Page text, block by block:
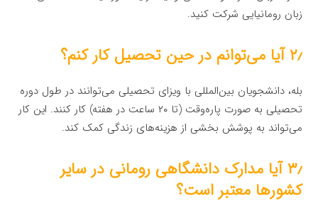
زبان رومانیایی شرکت کنید.
۲٫ آیا می‌توانم در حین تحصیل کار کنم؟
بله، دانشجویان بین‌المللی با ویزای تحصیلی می‌توانند در طول دوره
تحصیلی به صورت پاره‌وقت (تا ۲۰ ساعت در هفته) کار کنند. این کار
می‌تواند به پوشش بخشی از هزینه‌های زندگی کمک کند.
۳٫ آیا مدارک دانشگاهی رومانی در سایر
کشورها معتبر است؟